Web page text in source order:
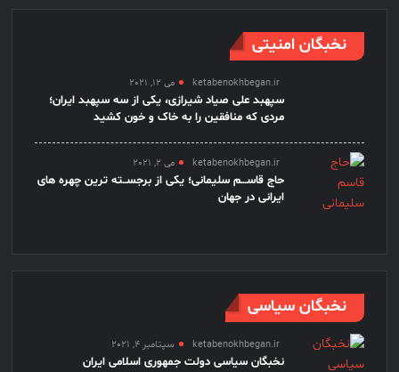
نخبگان امنیتی
ketabenokhbegan.ir می 12, 2021
سپهبد علی صیاد شیرازی، یکی از سه سپهبد ایران؛
مردی که منافقین را به خاک و خون کشید
ketabenokhbegan.ir می 2, 2021
حاج قاســـم سلیمانی؛ یکی از برجســته ترین چهره های
ایرانی در جهان
نخبگان سیاسی
ketabenokhbegan.ir سپتامبر 4, 2021
نخبگان سیاسی دولت جمهوری اسلامی ایران